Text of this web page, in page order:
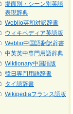
場面別・シーン別英語
表現辞典
Weblio英和対訳辞書
ウィキペディア英語版
Weblio中国語翻訳辞書
中英英中専門用語辞典
Wiktionary中国語版
韓日専門用語辞書
タイ語辞書
Wikipediaフランス語版